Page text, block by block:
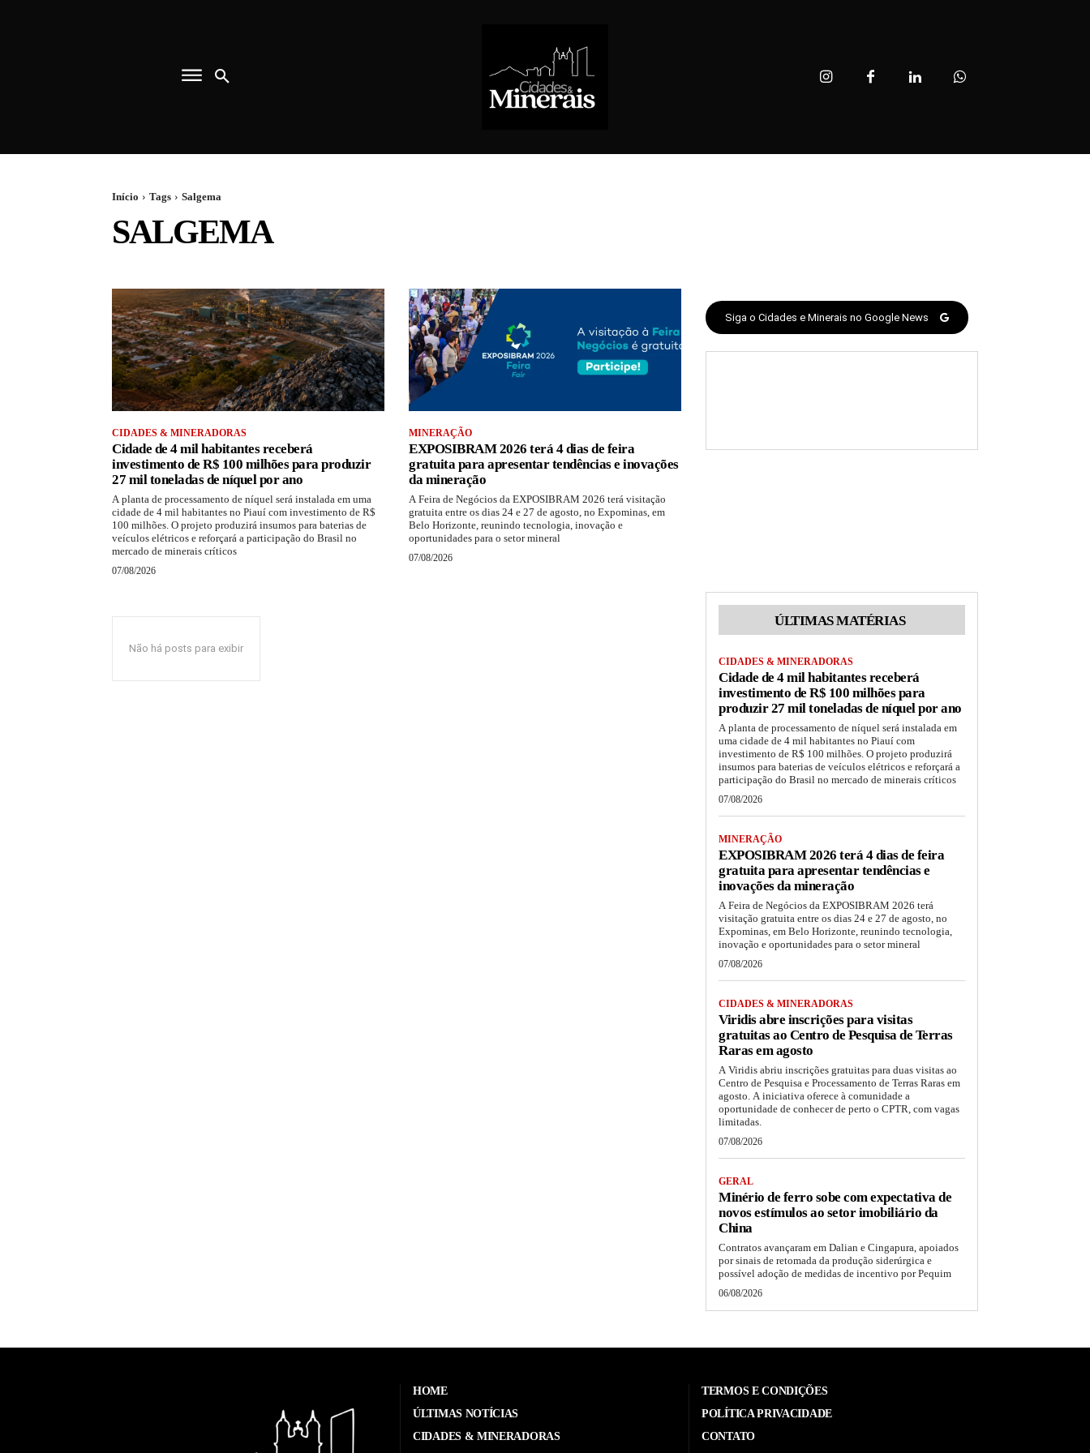
Início Tags Salgema
SALGEMA
CIDADES & MINERADORAS
Cidade de 4 mil habitantes receberá
investimento de R$ 100 milhões para produzir
27 mil toneladas de níquel por ano
A planta de processamento de níquel será instalada em uma
cidade de 4 mil habitantes no Piauí com investimento de R$
100 milhões. O projeto produzirá insumos para baterias de
veículos elétricos e reforçará a participação do Brasil no
mercado de minerais críticos
07/08/2026
MINERAÇÃO
EXPOSIBRAM 2026 terá 4 dias de feira
gratuita para apresentar tendências e inovações
da mineração
A Feira de Negócios da EXPOSIBRAM 2026 terá visitação
gratuita entre os dias 24 e 27 de agosto, no Expominas, em
Belo Horizonte, reunindo tecnologia, inovação e
oportunidades para o setor mineral
07/08/2026
Siga o Cidades e Minerais no Google News
Não há posts para exibir
ÚLTIMAS MATÉRIAS
CIDADES & MINERADORAS
Cidade de 4 mil habitantes receberá
investimento de R$ 100 milhões para
produzir 27 mil toneladas de níquel por ano
A planta de processamento de níquel será instalada em
uma cidade de 4 mil habitantes no Piauí com
investimento de R$ 100 milhões. O projeto produzirá
insumos para baterias de veículos elétricos e reforçará a
participação do Brasil no mercado de minerais críticos
07/08/2026
MINERAÇÃO
EXPOSIBRAM 2026 terá 4 dias de feira
gratuita para apresentar tendências e
inovações da mineração
A Feira de Negócios da EXPOSIBRAM 2026 terá
visitação gratuita entre os dias 24 e 27 de agosto, no
Expominas, em Belo Horizonte, reunindo tecnologia,
inovação e oportunidades para o setor mineral
07/08/2026
CIDADES & MINERADORAS
Viridis abre inscrições para visitas
gratuitas ao Centro de Pesquisa de Terras
Raras em agosto
A Viridis abriu inscrições gratuitas para duas visitas ao
Centro de Pesquisa e Processamento de Terras Raras em
agosto. A iniciativa oferece à comunidade a
oportunidade de conhecer de perto o CPTR, com vagas
limitadas.
07/08/2026
GERAL
Minério de ferro sobe com expectativa de
novos estímulos ao setor imobiliário da
China
Contratos avançaram em Dalian e Cingapura, apoiados
por sinais de retomada da produção siderúrgica e
possível adoção de medidas de incentivo por Pequim
06/08/2026
HOME
ÚLTIMAS NOTÍCIAS
CIDADES & MINERADORAS
TERMOS E CONDIÇÕES
POLÍTICA PRIVACIDADE
CONTATO